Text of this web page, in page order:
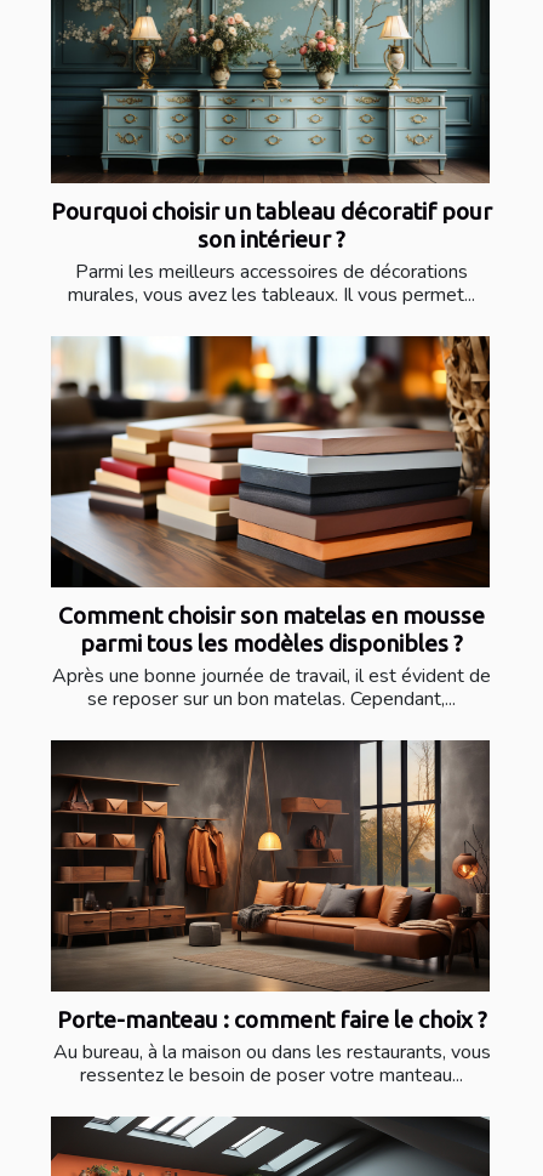
Pourquoi choisir un tableau décoratif pour
son intérieur ?
Parmi les meilleurs accessoires de décorations
murales, vous avez les tableaux. Il vous permet...
Comment choisir son matelas en mousse
parmi tous les modèles disponibles ?
Après une bonne journée de travail, il est évident de
se reposer sur un bon matelas. Cependant,...
Porte-manteau : comment faire le choix ?
Au bureau, à la maison ou dans les restaurants, vous
ressentez le besoin de poser votre manteau...